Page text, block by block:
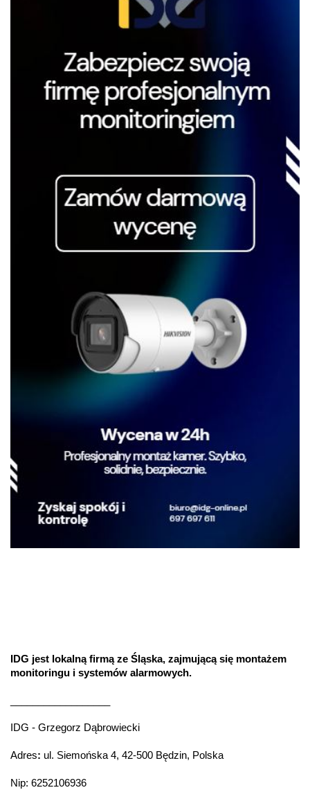
IDG jest lokalną firmą ze Śląska, zajmującą się montażem
monitoringu i systemów alarmowych.
IDG - Grzegorz Dąbrowiecki
Adres: ul. Siemońska 4, 42-500 Będzin, Polska
Nip: 6252106936